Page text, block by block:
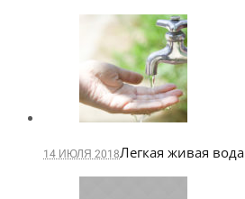
14 ИЮЛЯ 2018Легкая живая вода